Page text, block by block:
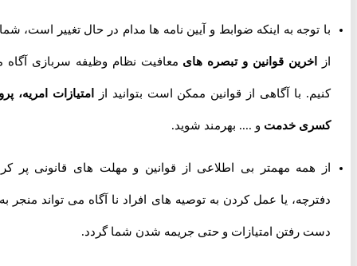
با توجه به اینکه ضوابط و آیین نامه ها مدام در حال تغییر است، شما را
اخرین قوانین و تبصره هایمعافیت نظام وظیفه سربازی آگاه می
کنیم. با آگاهی از قوانین ممکن است بتوانید ازامتیازات امریه، پروژه
کسری خدمتو .... بهرمند شوید.
از همه مهمتر بی اطلاعی از قوانین و مهلت های قانونی پر کردن
دفترچه، یا عمل کردن به توصیه های افراد نا آگاه می تواند منجر به از
دست رفتن امتیازات و حتی جریمه شدن شما گردد.